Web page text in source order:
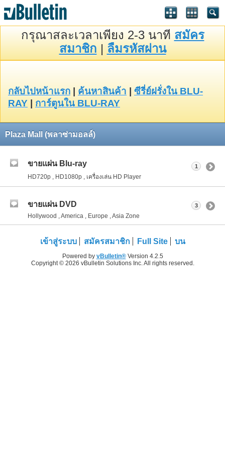
กรุณาสละเวลาเพียง 2-3 นาที สมัคร
สมาชิก | ลืมรหัสผ่าน
กลับไปหน้าแรก ค้นหาสินค้า
ซีรี่ย์ฝรั่งใน BLU-
RAY
การ์ตูนใน BLU-RAY
Plaza Mall (พลาซ่ามอลล์)
ขายแผ่น Blu-ray
HD720p , HD1080p , เครื่องเล่น HD Player
1
ขายแผ่น DVD
Hollywood , America , Europe , Asia Zone
3
เข้าสู่ระบบ สมัครสมาชิก Full Site บน
Powered by vBulletin®Version 4.2.5
Copyright © 2026 vBulletin Solutions Inc. All rights reserved.